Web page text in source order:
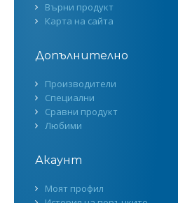
Върни продукт
Карта на сайта
Допълнително
Производители
Специални
Сравни продукт
Любими
Акаунт
Моят профил